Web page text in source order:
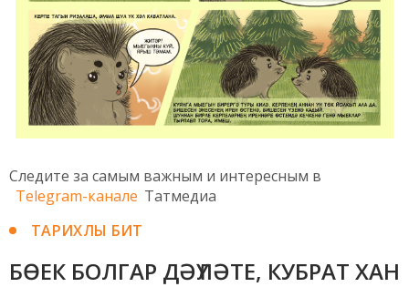
Следите за самым важным и интересным в
Telegram-канале Татмедиа
ТАРИХЛЫ БИТ
БӨЕК БОЛГАР ДӘҮЛӘТЕ, КУБРАТ ХАН